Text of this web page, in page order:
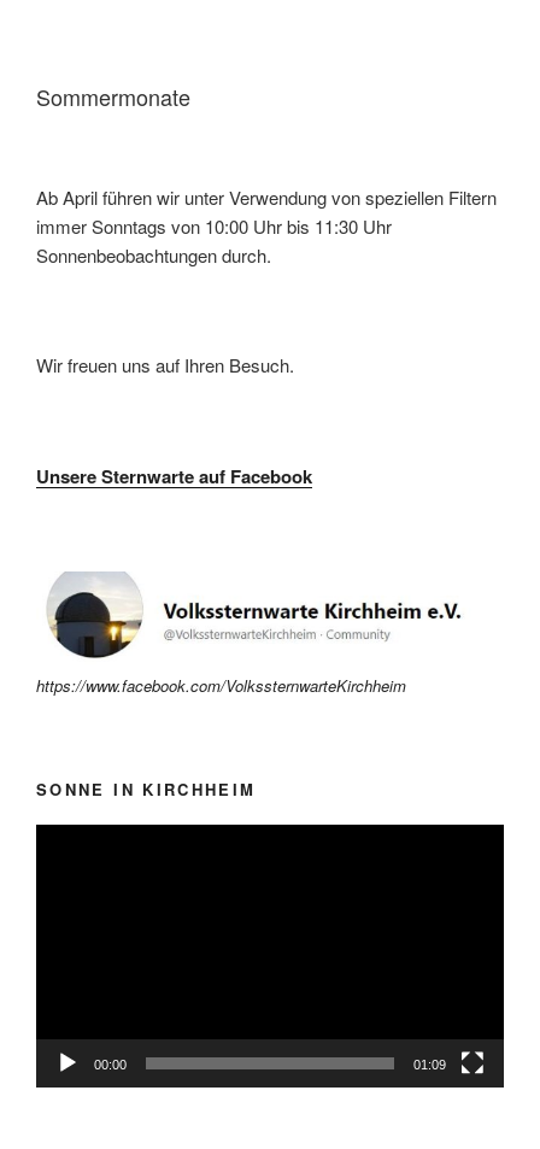
Sommermonate
Ab April führen wir unter Verwendung von speziellen Filtern
immer Sonntags von 10:00 Uhr bis 11:30 Uhr
Sonnenbeobachtungen durch.
Wir freuen uns auf Ihren Besuch.
Unsere Sternwarte auf Facebook
https://www.facebook.com/VolkssternwarteKirchheim
SONNE IN KIRCHHEIM
00:00 01:09